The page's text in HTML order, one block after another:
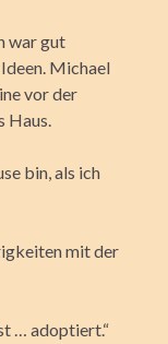
war gut
Michael
vor der
Haus.
bin, als ich
mit der
… adoptiert.“